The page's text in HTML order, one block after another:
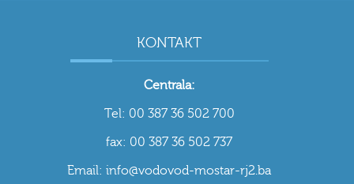
KONTAKT
Centrala:
Tel: 00 387 36 502 700
fax: 00 387 36 502 737
Email: info@vodovod-mostar-rj2.ba